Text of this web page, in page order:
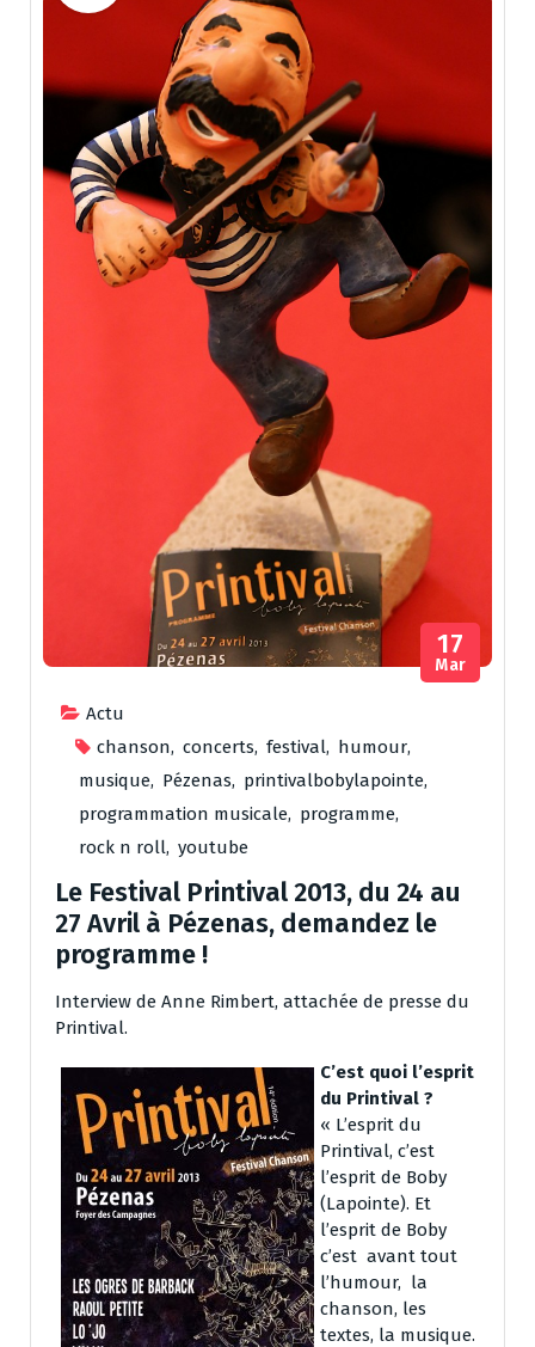
Actu
chanson, concerts, festival, humour,
musique, Pézenas, printivalbobylapointe,
programmation musicale, programme,
rock n roll, youtube
17
Mar
Le Festival Printival 2013, du 24 au
27 Avril à Pézenas, demandez le
programme !
Interview de Anne Rimbert, attachée de presse du
Printival.
C’est quoi l’esprit
du Printival ?
« L’esprit du
Printival, c’est
l’esprit de Boby
(Lapointe). Et
l’esprit de Boby
c’est avant tout
l’humour, la
chanson, les
textes, la musique.